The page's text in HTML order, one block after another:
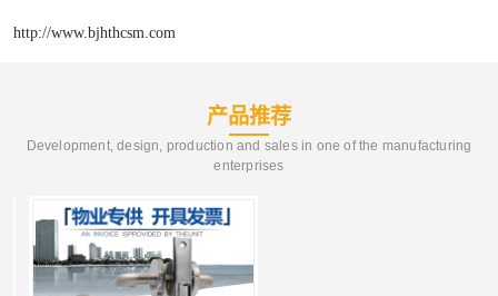
http://www.bjhthcsm.com
产品推荐
Development, design, production and sales in one of the manufacturing
enterprises